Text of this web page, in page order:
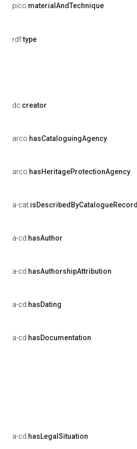
pico:materialAndTechnique
rdf:type
dc:creator
arco:hasCataloguingAgency
arco:hasHeritageProtectionAgency
a-cat:isDescribedByCatalogueRecord
a-cd:hasAuthor
a-cd:hasAuthorshipAttribution
a-cd:hasDating
a-cd:hasDocumentation
a-cd:hasLegalSituation